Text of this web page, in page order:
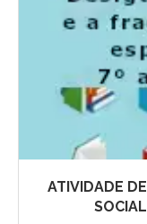
ATIVIDADE